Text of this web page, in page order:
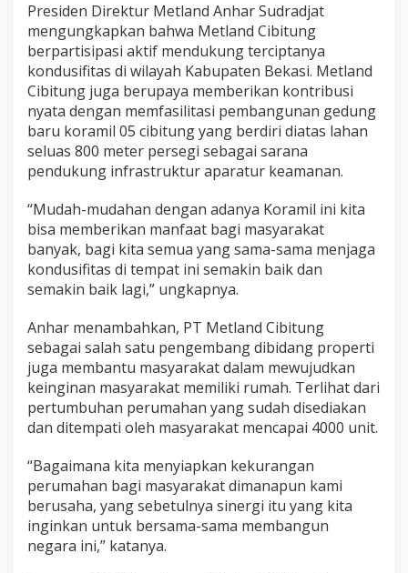
Presiden Direktur Metland Anhar Sudradjat
mengungkapkan bahwa Metland Cibitung
berpartisipasi aktif mendukung terciptanya
kondusifitas di wilayah Kabupaten Bekasi. Metland
Cibitung juga berupaya memberikan kontribusi
nyata dengan memfasilitasi pembangunan gedung
baru koramil 05 cibitung yang berdiri diatas lahan
seluas 800 meter persegi sebagai sarana
pendukung infrastruktur aparatur keamanan.
“Mudah-mudahan dengan adanya Koramil ini kita
bisa memberikan manfaat bagi masyarakat
banyak, bagi kita semua yang sama-sama menjaga
kondusifitas di tempat ini semakin baik dan
semakin baik lagi,” ungkapnya.
Anhar menambahkan, PT Metland Cibitung
sebagai salah satu pengembang dibidang properti
juga membantu masyarakat dalam mewujudkan
keinginan masyarakat memiliki rumah. Terlihat dari
pertumbuhan perumahan yang sudah disediakan
dan ditempati oleh masyarakat mencapai 4000 unit.
“Bagaimana kita menyiapkan kekurangan
perumahan bagi masyarakat dimanapun kami
berusaha, yang sebetulnya sinergi itu yang kita
inginkan untuk bersama-sama membangun
negara ini,” katanya.